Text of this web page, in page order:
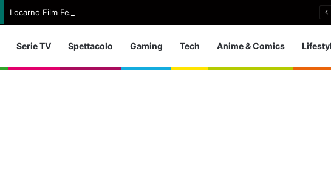
Locarno Film Festival, a Isabella Rossellini l’Excellence Award
Serie TV Spettacolo Gaming Tech Anime & Comics